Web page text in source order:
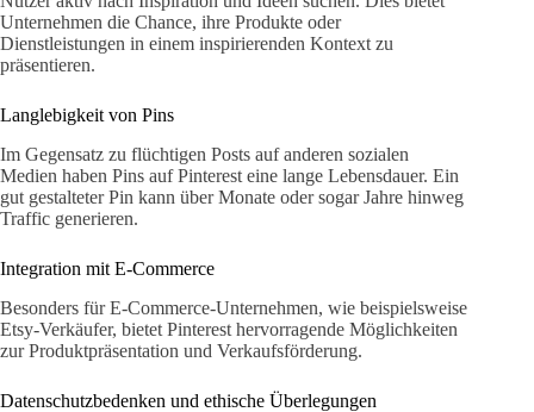
Unternehmen die Chance, ihre Produkte oder
Dienstleistungen in einem inspirierenden Kontext zu
präsentieren.
Langlebigkeit von Pins
Im Gegensatz zu flüchtigen Posts auf anderen sozialen
Medien haben Pins auf Pinterest eine lange Lebensdauer. Ein
gut gestalteter Pin kann über Monate oder sogar Jahre hinweg
Traffic generieren.
Integration mit E-Commerce
Besonders für E-Commerce-Unternehmen, wie beispielsweise
Etsy-Verkäufer, bietet Pinterest hervorragende Möglichkeiten
zur Produktpräsentation und Verkaufsförderung.
Datenschutzbedenken und ethische Überlegungen